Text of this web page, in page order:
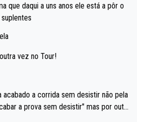
que daqui a uns anos ele está a pôr o
vez no Tour!
acabado a corrida sem desistir não pela
a prova sem desistir" mas por outr